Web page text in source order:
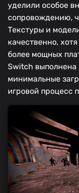
уделили особое
сопровождению,
Текстуры и
качественно,
более мощных
Switch выполнена
минимальные
игровой процесс